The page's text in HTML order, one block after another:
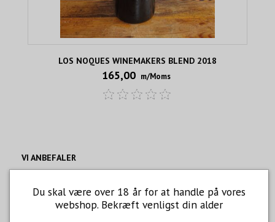
LOS NOQUES WINEMAKERS BLEND 2018
165,00 m/Moms
VI ANBEFALER
Du skal være over 18 år for at handle på vores
webshop. Bekræft venligst din alder